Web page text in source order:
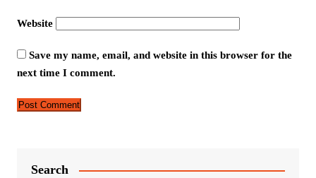
Website
Save my name, email, and website in this browser for the
next time I comment.
Search